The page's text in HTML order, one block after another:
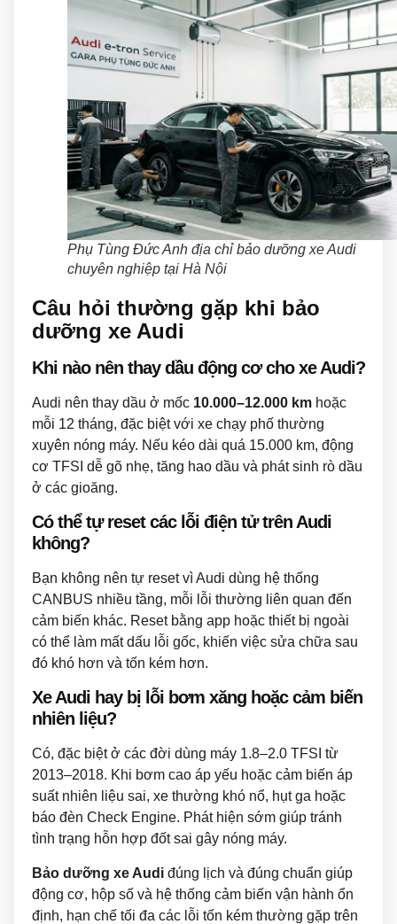
Phụ Tùng Đức Anh địa chỉ bảo dưỡng xe Audi
chuyên nghiệp tại Hà Nội
Câu hỏi thường gặp khi bảo
dưỡng xe Audi
Khi nào nên thay dầu động cơ cho xe Audi?
Audi nên thay dầu ở mốc 10.000–12.000 km hoặc
mỗi 12 tháng, đặc biệt với xe chạy phố thường
xuyên nóng máy. Nếu kéo dài quá 15.000 km, động
cơ TFSI dễ gõ nhẹ, tăng hao dầu và phát sinh rò dầu
ở các gioăng.
Có thể tự reset các lỗi điện tử trên Audi
không?
Bạn không nên tự reset vì Audi dùng hệ thống
CANBUS nhiều tầng, mỗi lỗi thường liên quan đến
cảm biến khác. Reset bằng app hoặc thiết bị ngoài
có thể làm mất dấu lỗi gốc, khiến việc sửa chữa sau
đó khó hơn và tốn kém hơn.
Xe Audi hay bị lỗi bơm xăng hoặc cảm biến
nhiên liệu?
Có, đặc biệt ở các đời dùng máy 1.8–2.0 TFSI từ
2013–2018. Khi bơm cao áp yếu hoặc cảm biến áp
suất nhiên liệu sai, xe thường khó nổ, hụt ga hoặc
báo đèn Check Engine. Phát hiện sớm giúp tránh
tình trạng hỗn hợp đốt sai gây nóng máy.
Bảo dưỡng xe Audi đúng lịch và đúng chuẩn giúp
động cơ, hộp số và hệ thống cảm biến vận hành ổn
định, hạn chế tối đa các lỗi tốn kém thường gặp trên